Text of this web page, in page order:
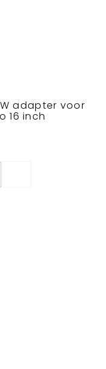
adapter voor
16 inch